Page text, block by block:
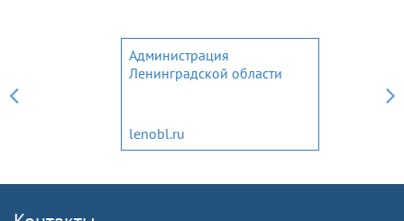
Администрация
Ленинградской области
lenobl.ru